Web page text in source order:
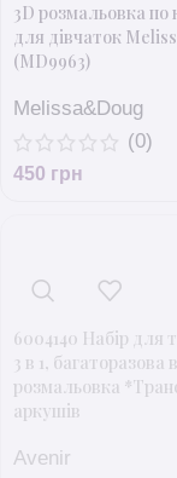
3D розмальовка по
для дівчаток
(MD9963)
Melissa&Doug
(0)
450 грн
6004140 Набір для
3 в 1, багаторазова
розмальовка
аркушів
Avenir